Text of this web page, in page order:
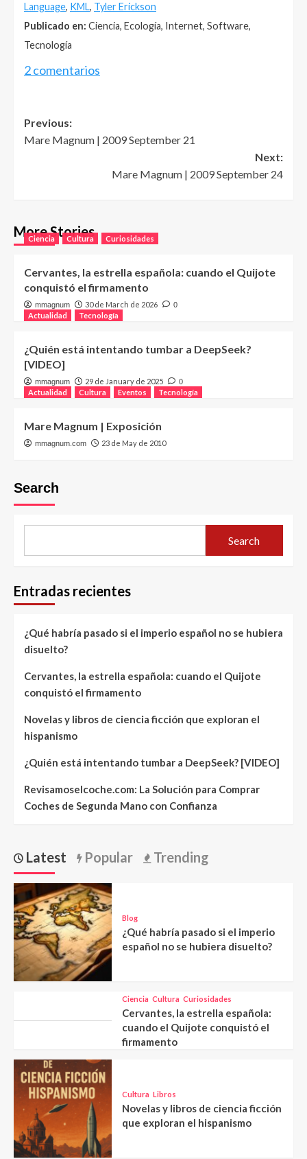
Language, KML, Tyler Erickson
Publicado en: Ciencia, Ecología, Internet, Software,
Tecnología
2 comentarios
Post
navigation
Previous:
Mare Magnum | 2009 September 21
Next:
Mare Magnum | 2009 September 24
More Stories
Ciencia Cultura Curiosidades
Cervantes, la estrella española: cuando el Quijote
conquistó el firmamento
mmagnum 30 de March de 2026 0
Actualidad Tecnología
¿Quién está intentando tumbar a DeepSeek?
[VIDEO]
mmagnum 29 de January de 2025 0
Actualidad Cultura Eventos Tecnología
Mare Magnum | Exposición
mmagnum.com 23 de May de 2010
Search
Search
Entradas recientes
¿Qué habría pasado si el imperio español no se hubiera
disuelto?
Cervantes, la estrella española: cuando el Quijote
conquistó el firmamento
Novelas y libros de ciencia ficción que exploran el
hispanismo
¿Quién está intentando tumbar a DeepSeek? [VIDEO]
Revisamoselcoche.com: La Solución para Comprar
Coches de Segunda Mano con Confianza
Latest Popular Trending
Blog
¿Qué habría pasado si el imperio
español no se hubiera disuelto?
Ciencia Cultura Curiosidades
Cervantes, la estrella española:
cuando el Quijote conquistó el
firmamento
Cultura Libros
Novelas y libros de ciencia ficción
que exploran el hispanismo